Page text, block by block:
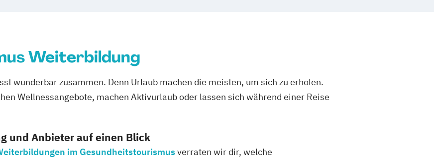
Weiterbildung
wunderbar zusammen. Denn Urlaub machen die meisten, um sich zu erholen.
Wellnessangebote, machen Aktivurlaub oder lassen sich während einer Reise
und Anbieter auf einen Blick
im Gesundheitstourismusverraten wir dir, welche